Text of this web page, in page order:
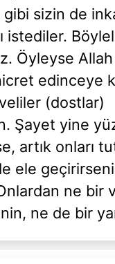
gibi sizin de
istediler.
Öyleyse Allah
edinceye
(dostlar)
Şayet yine
artık onları
ele
ne bir
ne de bir